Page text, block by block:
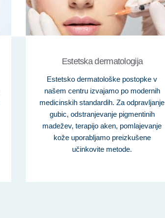
Estetska dermatologija
Estetsko dermatološke postopke v
našem centru izvajamo po modernih
medicinskih standardih. Za odpravljanje
gubic, odstranjevanje pigmentinih
madežev, terapijo aken, pomlajevanje
kože uporabljamo preizkušene
učinkovite metode.